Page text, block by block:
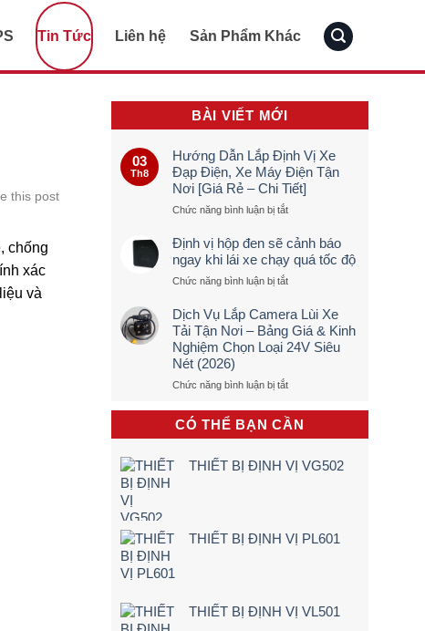
Tin Tức Liên hệ Sản Phẩm Khác
this post
chống
xác
và
BÀI VIẾT MỚI
03
Th8
Hướng Dẫn Lắp Định Vị Xe
Đạp Điện, Xe Máy Điện Tận
Nơi [Giá Rẻ – Chi Tiết]
Chức năng bình luận bị tắtở
Dẫn
Định
Vị
Đạp
Điện,
Xe
Máy
Tận
[Giá
Rẻ
–
Tiết]
Định vị hộp đen sẽ cảnh báo
ngay khi lái xe chạy quá tốc độ
Chức năng bình luận bị tắtở
hộp
đen
sẽ
báo
khi
lái
xe
quá
Dịch Vụ Lắp Camera Lùi Xe
Tải Tận Nơi – Bảng Giá & Kinh
Nghiệm Chọn Loại 24V Siêu
Nét (2026)
Chức năng bình luận bị tắtở
Vụ
Lắp
Camera
Xe
Bảng
Chọn
CÓ THỂ BẠN CẦN
THIẾT BỊ ĐỊNH VỊ VG502
THIẾT BỊ ĐỊNH VỊ PL601
THIẾT BỊ ĐỊNH VỊ VL501